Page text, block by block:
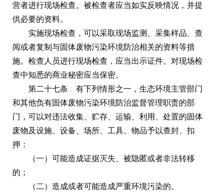
营者进行现场检查。被检查者应当如实反映情况，并提
供必要的资料。
实施现场检查，可以采取现场监测、采集样品、查
阅或者复制与固体废物污染环境防治相关的资料等措
施。检查人员进行现场检查，应当出示证件。对现场检
查中知悉的商业秘密应当保密。
第二十七条 有下列情形之一，生态环境主管部门
和其他负有固体废物污染环境防治监督管理职责的部
门，可以对违法收集、贮存、运输、利用、处置的固体
废物及设施、设备、场所、工具、物品予以查封、扣
押：
（一）可能造成证据灭失、被隐匿或者非法转移
的；
（二）造成或者可能造成严重环境污染的。